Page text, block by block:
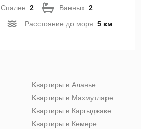
Спален:2 Ванных:2
Расстояние до моря:5 км
Квартиры в Аланье
Квартиры в Махмутларе
Квартиры в Каргыджаке
Квартиры в Кемере